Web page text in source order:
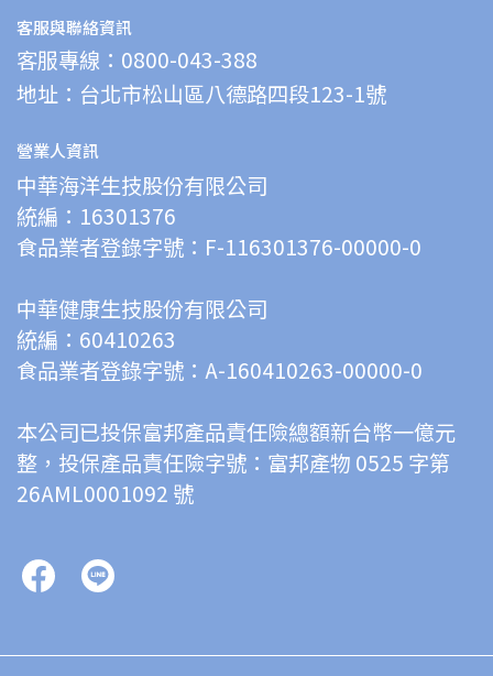
客服與聯絡資訊
客服專線：0800-043-388
地址：台北市松山區八德路四段123-1號
營業人資訊
中華海洋生技股份有限公司
統編：16301376
食品業者登錄字號：F-116301376-00000-0
中華健康生技股份有限公司
統編：60410263
食品業者登錄字號：A-160410263-00000-0
本公司已投保富邦產品責任險總額新台幣一億元
整，投保產品責任險字號：富邦產物 0525 字第
26AML0001092 號